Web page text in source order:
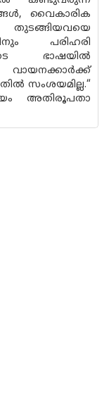
വൈകാരിക
തുടങ്ങിയവയെ
പരിഹരി
ഭാഷയിൽ
സംശയമില്ല.“
അതിരൂപതാ